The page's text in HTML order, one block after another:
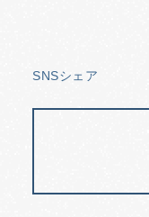
SNSシェア